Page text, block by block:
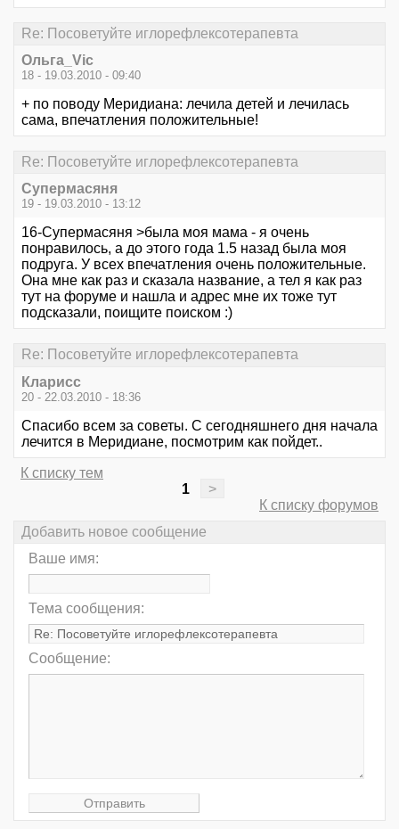
Re: Посоветуйте иглорефлексотерапевта
Ольга_Vic
18 - 19.03.2010 - 09:40
+ по поводу Меридиана: лечила детей и лечилась
сама, впечатления положительные!
Re: Посоветуйте иглорефлексотерапевта
Супермасяня
19 - 19.03.2010 - 13:12
16-Супермасяня >была моя мама - я очень
понравилось, а до этого года 1.5 назад была моя
подруга. У всех впечатления очень положительные.
Она мне как раз и сказала название, а тел я как раз
тут на форуме и нашла и адрес мне их тоже тут
подсказали, поищите поиском :)
Re: Посоветуйте иглорефлексотерапевта
Кларисс
20 - 22.03.2010 - 18:36
Спасибо всем за советы. С сегодняшнего дня начала
лечится в Меридиане, посмотрим как пойдет..
К списку тем
1
>
К списку форумов
Добавить новое сообщение
Ваше имя:
Тема сообщения:
Сообщение: